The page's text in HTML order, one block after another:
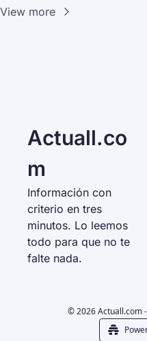
View more
Actuall.co
m
Información con
criterio en tres
minutos. Lo leemos
todo para que no te
falte nada.
© 2026 Actuall.com